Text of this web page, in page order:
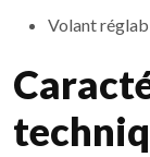
Volant